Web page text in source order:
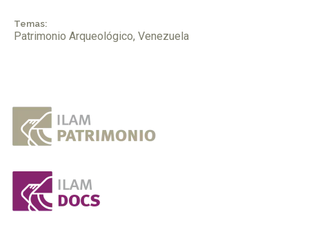
Temas:
Patrimonio Arqueológico, Venezuela